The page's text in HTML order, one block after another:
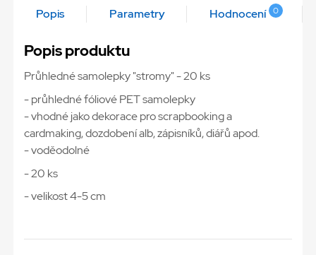
Popis Parametry Hodnocení 0
Popis produktu
Průhledné samolepky "stromy" - 20 ks
- průhledné fóliové PET samolepky
- vhodné jako dekorace pro scrapbooking a
cardmaking, dozdobení alb, zápisníků, diářů apod.
- voděodolné
- 20 ks
- velikost 4-5 cm